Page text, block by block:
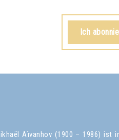
Ich
Aïvanhov (1900 – 1986) ist